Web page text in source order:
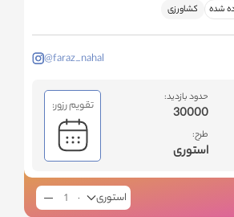
کشاورزی
@faraz_nahal
حدود بازدید:
30000
طرح:
استوری
تقویم رزور:
استوری